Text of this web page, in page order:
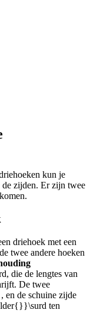
kun je
de zijden. Er zijn twee
driehoek met een
twee andere hoeken
, die de lengtes van
De twee
, en de schuine zijde
ten